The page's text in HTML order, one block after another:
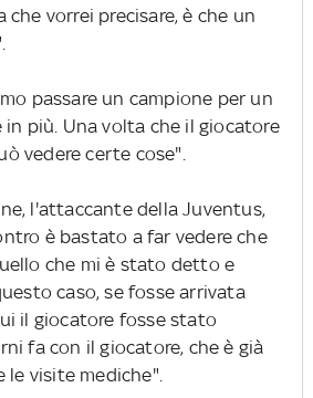
vorrei precisare, è che un
passare un campione per un
più. Una volta che il giocatore
vedere certe cose".
l'attaccante della Juventus,
è bastato a far vedere che
che mi è stato detto e
caso, se fosse arrivata
il giocatore fosse stato
fa con il giocatore, che è già
visite mediche".